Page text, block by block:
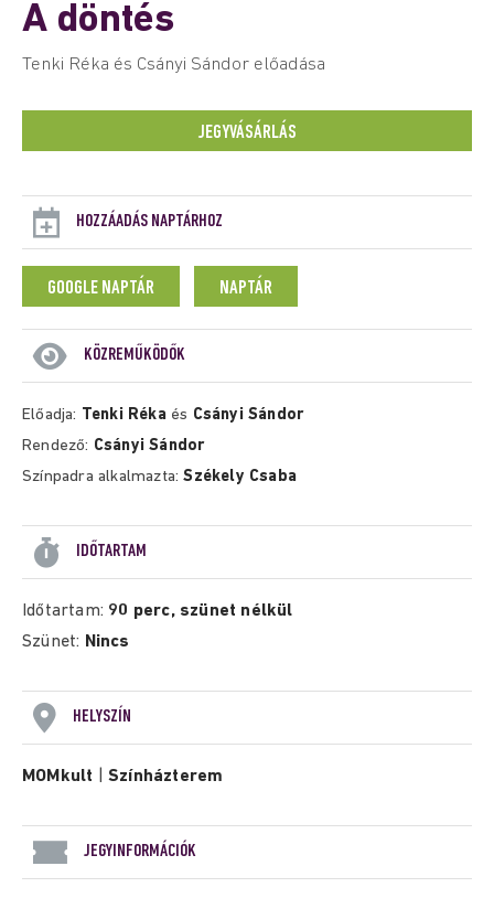
A döntés
Tenki Réka és Csányi Sándor előadása
JEGYVÁSÁRLÁS
HOZZÁADÁS NAPTÁRHOZ
GOOGLE NAPTÁR NAPTÁR
KÖZREMŰKÖDŐK
Előadja: Tenki Rékaés Csányi Sándor
Rendező: Csányi Sándor
Színpadra alkalmazta:Székely Csaba
IDŐTARTAM
Időtartam: 90 perc, szünet nélkül
Szünet: Nincs
HELYSZÍN
MOMkult |Színházterem
JEGYINFORMÁCIÓK